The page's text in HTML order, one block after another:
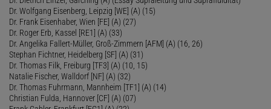
Dr. Wolfgang Eisenberg, Leipzig [WE] (A) (15)
Dr. Frank Eisenhaber, Wien [FE] (A) (27)
Dr. Roger Erb, Kassel [RE1] (A) (33)
Dr. Angelika Fallert-Müller, Groß-Zimmern [AFM] (A) (16, 26)
Stephan Fichtner, Heidelberg [SF] (A) (31)
Dr. Thomas Filk, Freiburg [TF3] (A) (10, 15)
Natalie Fischer, Walldorf [NF] (A) (32)
Dr. Thomas Fuhrmann, Mannheim [TF1] (A) (14)
Christian Fulda, Hannover [CF] (A) (07)